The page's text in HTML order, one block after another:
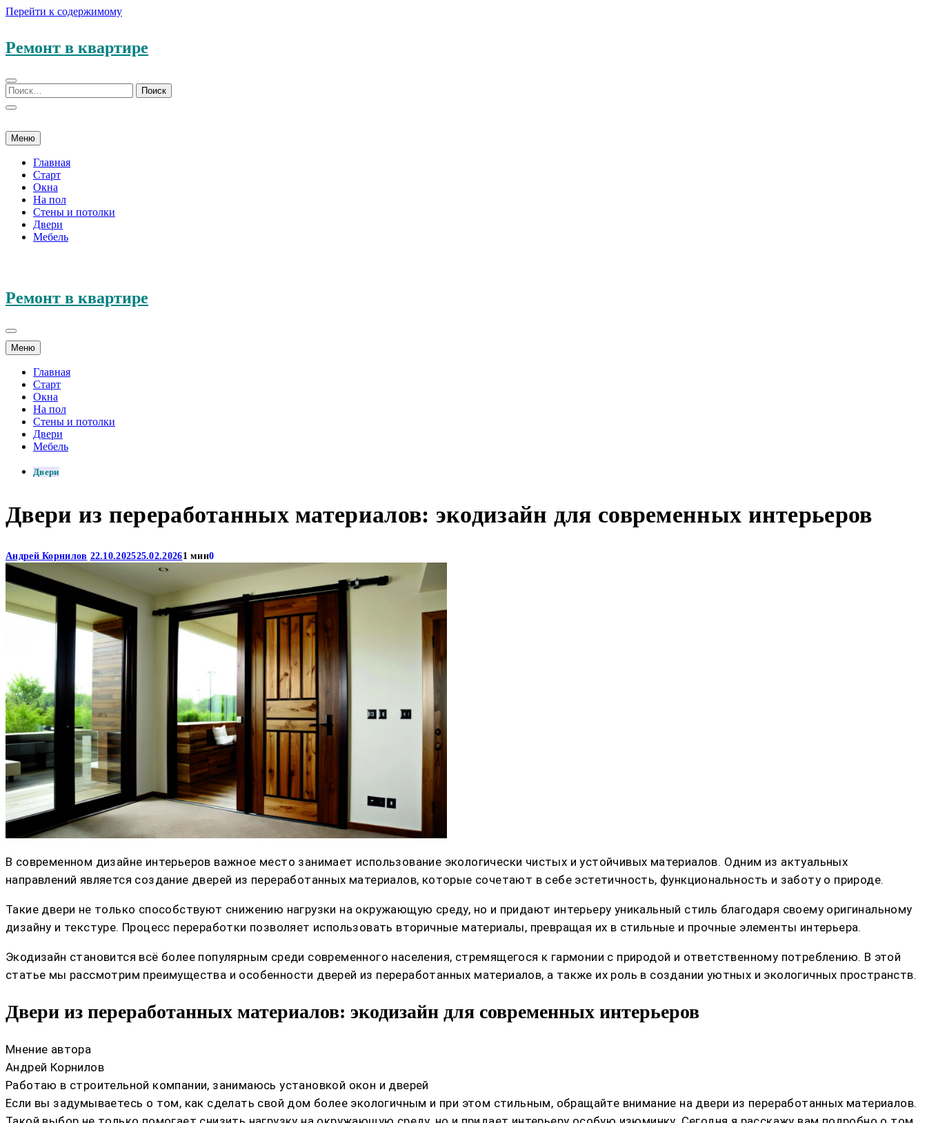
Перейти к содержимому
Ремонт в квартире
Меню
Главная
Старт
Окна
На пол
Стены и потолки
Двери
Мебель
Ремонт в квартире
Меню
Главная
Старт
Окна
На пол
Стены и потолки
Двери
Мебель
Двери
Двери из переработанных материалов: экодизайн для современных интерьеров
Андрей Корнилов 22.10.202525.02.20261 мин0
В современном дизайне интерьеров важное место занимает использование экологически чистых и устойчивых материалов. Одним из актуальных
направлений является создание дверей из переработанных материалов, которые сочетают в себе эстетичность, функциональность и заботу о природе.
Такие двери не только способствуют снижению нагрузки на окружающую среду, но и придают интерьеру уникальный стиль благодаря своему оригинальному
дизайну и текстуре. Процесс переработки позволяет использовать вторичные материалы, превращая их в стильные и прочные элементы интерьера.
Экодизайн становится всё более популярным среди современного населения, стремящегося к гармонии с природой и ответственному потреблению. В этой
статье мы рассмотрим преимущества и особенности дверей из переработанных материалов, а также их роль в создании уютных и экологичных пространств.
Двери из переработанных материалов: экодизайн для современных интерьеров
Мнение автора
Андрей Корнилов
Работаю в строительной компании, занимаюсь установкой окон и дверей
Если вы задумываетесь о том, как сделать свой дом более экологичным и при этом стильным, обращайте внимание на двери из переработанных материалов.